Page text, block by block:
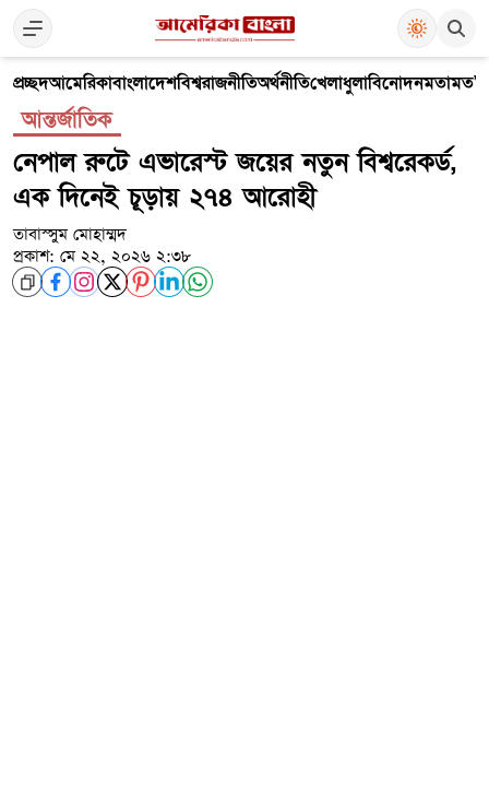
প্রচ্ছদআমেরিকাবাংলাদেশবিশ্বরাজনীতিঅর্থনীতিখেলাধুলাবিনোদনমতামত
আন্তর্জাতিক
নেপাল রুটে এভারেস্ট জয়ের নতুন বিশ্বরেকর্ড,
এক দিনেই চূড়ায় ২৭৪ আরোহী
তাবাস্সুম মোহাম্মদ
প্রকাশ: মে ২২, ২০২৬ ২:৩৮